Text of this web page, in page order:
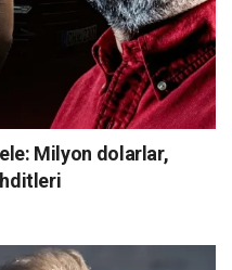
Milyon dolarlar,